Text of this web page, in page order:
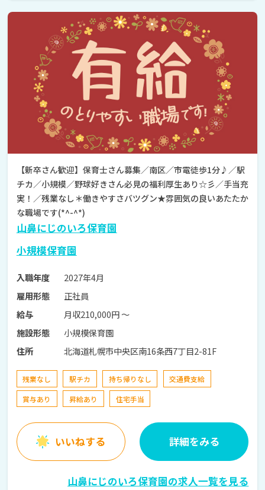
【新卒さん歓迎】保育士さん募集／南区／市電徒歩1分♪／駅
チカ／小規模／野球好きさん必見の福利厚生あり☆彡／手当充
実！／残業なし＊働きやすさバツグン★雰囲気の良いあたたか
な職場です(*^-^*)
山鼻にじのいろ保育園
小規模保育園
入職年度
2027年4月
雇用形態
正社員
給与
月収210,000円 〜
施設形態
小規模保育園
住所
北海道札幌市中央区南16条西7丁目2-81F
残業なし 駅チカ 持ち帰りなし
交通費支給
賞与あり
昇給あり 住宅手当
いいねする 詳細をみる
山鼻にじのいろ保育園の求人一覧を見る